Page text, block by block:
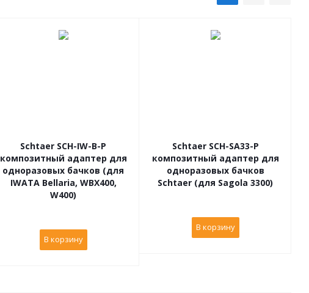
Schtaer SCH-IW-B-P
композитный адаптер для
одноразовых бачков (для
IWATA Bellaria, WBX400,
W400)
В корзину
Schtaer SCH-SA33-P
композитный адаптер для
одноразовых бачков
Schtaer (для Sagola 3300)
В корзину